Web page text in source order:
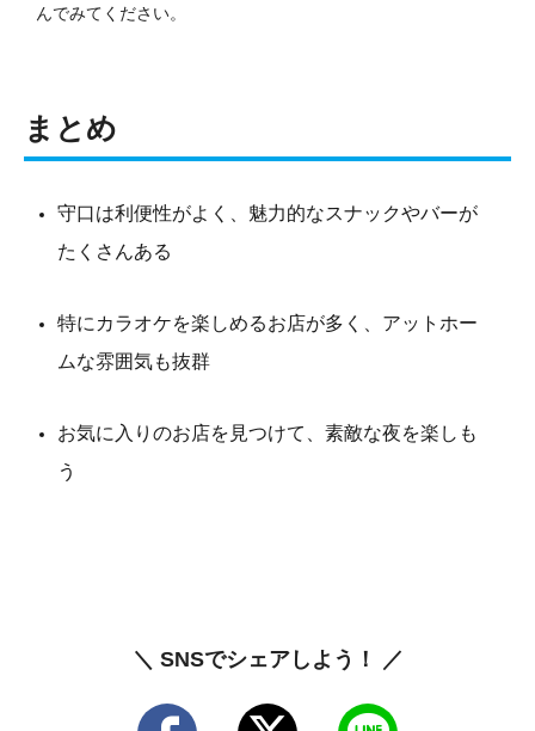
んでみてください。
まとめ
守口は利便性がよく、魅力的なスナックやバーが
たくさんある
特にカラオケを楽しめるお店が多く、アットホー
ムな雰囲気も抜群
お気に入りのお店を見つけて、素敵な夜を楽しも
う
＼ SNSでシェアしよう！ ／